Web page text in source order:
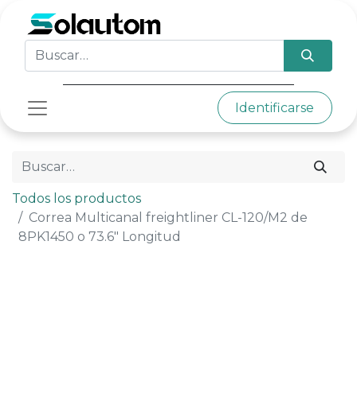
Identificarse
Todos los productos
Correa Multicanal freightliner CL-120/M2 de
8PK1450 o 73.6" Longitud